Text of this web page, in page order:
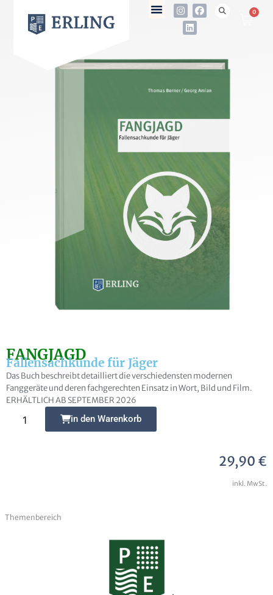
0
FANGJAGD
Fallensachkunde für Jäger
Das Buch beschreibt detailliert die verschiedensten modernen
Fanggeräte und deren fachgerechten Einsatz in Wort, Bild und Film.
ERHÄLTLICH AB SEPTEMBER 2026
in den Warenkorb
29,90 €
inkl. MwSt.
Themenbereich
Name
Frage zur Publikation
Datenschutz und den Widerrufsmöglichkeiten in
Senden
not found